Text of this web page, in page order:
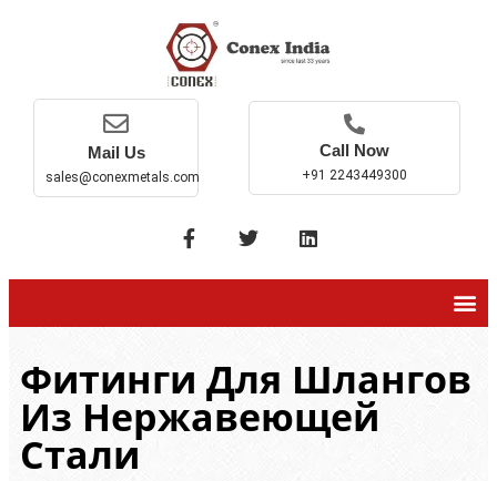
Mail Us
sales@conexmetals.com
Call Now
+91 2243449300
Фитинги Для Шлангов
Из Нержавеющей
Стали